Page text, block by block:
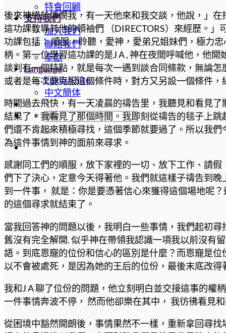
特會回顧
支持我們
加入我們
聯絡我們
奉獻
Language
English Site
中文簡体
後來神終於憐憫我，有一天他來和我交談，他說，」
這功課教導其他的領袖們 （DIRECTORS）來經歷。
功課包括： 順服，聆聽，愛神，愛弟兄姐妹們，極力
柄。第一位學習這功課的是J A , 神在夜間呼喊他，他
談判有一個特點，就是每次一遇到談合同條款，無論
或者是每次要克服這個條件時，對方又另設一個條件
時間過去飛快，有一天凌晨的禱告里，我聽見和看見
結果了，我看見了那個時間。我即刻從禱告的毯子上
們還不肯起來積極尋找，這個季節就要過了。所以我
為這件事情到神的面前來尋求。
感謝同工們的順服，放下家裡的一切、放下工作、請
們下了決心，定意今天得著他。我們就這樣子禱告到
到一件事， 就是：你是要憑著信心來獲得這個場地呢
的這個尋求就結束了。
當我回答神的問題以後，我明白一些事情，我們起初
舊沒有完全解開. 似乎神在帶領我認識一項我以前沒有
語。到底恩寵的位份和信心的區別是什麼？而恩寵是
以不會被處死，是因為她的王后的位份，最後末底改
我和J A 聊了位份的問題，他立刻明白並交接這事的
一件事情奔波不停， 然而他卻樂在其中， 我彷彿看見
從困境中豁然開朗後，事情果然不一樣，重新拿回尋